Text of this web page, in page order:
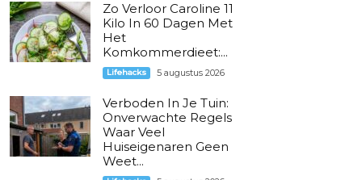
Zo Verloor Caroline 11
Kilo In 60 Dagen Met
Het
Komkommerdieet:...
Lifehacks 5 augustus 2026
Verboden In Je Tuin:
Onverwachte Regels
Waar Veel
Huiseigenaren Geen
Weet...